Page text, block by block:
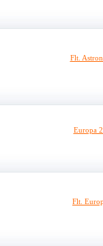
Flt.
Europa
Flt.